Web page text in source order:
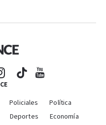
Policiales
Política
Deportes
Economía